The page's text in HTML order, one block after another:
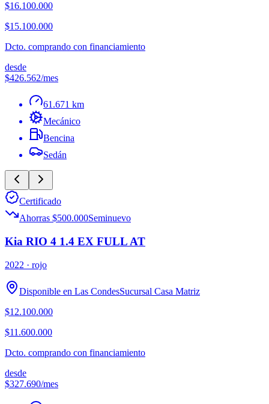
$16.100.000
$15.100.000
Dcto. comprando con financiamiento
desde
$426.562/mes
61.671 km
Mecánico
Bencina
Sedán
Certificado
Ahorras $500.000Seminuevo
Kia RIO 4 1.4 EX FULL AT
2022 · rojo
Disponible en Las CondesSucursal Casa Matriz
$12.100.000
$11.600.000
Dcto. comprando con financiamiento
desde
$327.690/mes